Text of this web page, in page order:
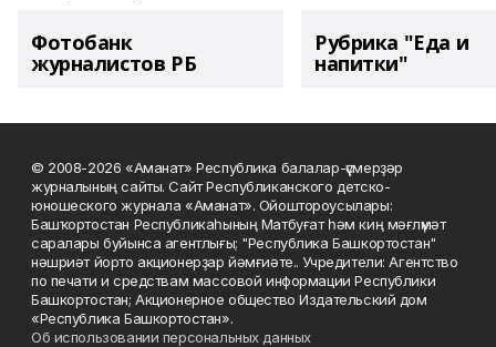
Фотобанк
журналистов РБ
Рубрика "Еда и
напитки"
© 2008-2026 «Аманат» Республика балалар-үҫмерҙәр
журналының сайты. Сайт Республиканского детско-
юношеского журнала «Аманат». Ойоштороусылары:
Башҡортостан Республикаһының Матбуғат һәм киң мәғлүмәт
саралары буйынса агентлығы; "Республика Башкортостан"
нәшриәт йорто акционерҙар йәмғиәте.. Учредители: Агентство
по печати и средствам массовой информации Республики
Башкортостан; Акционерное общество Издательский дом
«Республика Башкортостан».
Об использовании персональных данных